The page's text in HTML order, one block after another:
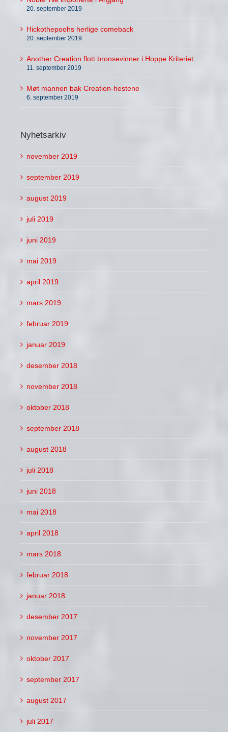
20. september 2019
Hickothepoohs herlige comeback
20. september 2019
Another Creation flott bronsevinner i Hoppe Kriteriet
11. september 2019
Møt mannen bak Creation-hestene
6. september 2019
Nyhetsarkiv
november 2019
september 2019
august 2019
juli 2019
juni 2019
mai 2019
april 2019
mars 2019
februar 2019
januar 2019
desember 2018
november 2018
oktober 2018
september 2018
august 2018
juli 2018
juni 2018
mai 2018
april 2018
mars 2018
februar 2018
januar 2018
desember 2017
november 2017
oktober 2017
september 2017
august 2017
juli 2017